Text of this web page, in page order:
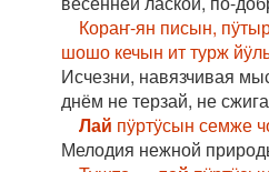
Кораҥ-ян писын,
шошо кечын ит турж
Исчезни, навязчивая
днём не терзай, не
Лай пӱртӱсын семже
Мелодия нежной